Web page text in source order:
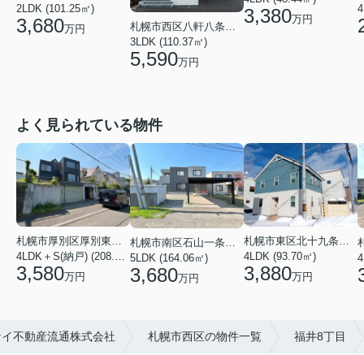
2LDK (101.25㎡)
3,680万円
3LDK (110.37㎡)
5,590万円
3,380万円
よく見られている物件
3,580万円
5LDK (164.06㎡)
3,680万円
札幌市東区北十九条東１２丁目
4LDK (93.70㎡)
3,880万円
不動産流通株式会社 札幌市西区の物件一覧 福井8丁目